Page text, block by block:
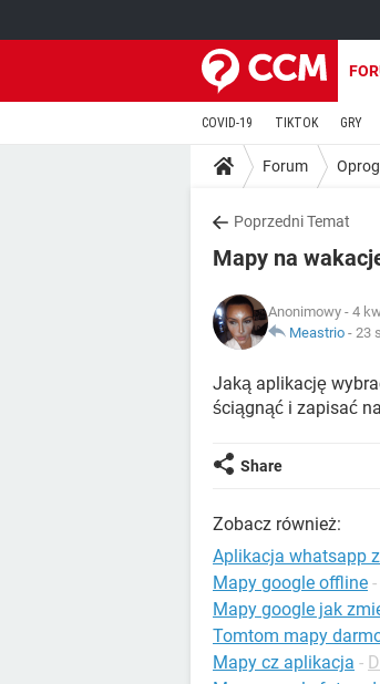
COVID-19 TIKTOK GRY
Forum
Poprzedni Temat
Mapy na
Anonimowy - 4
Meastrio - 23
Jaką aplikację
ściągnąć i zapisać
Share
Zobacz również:
Aplikacja whatsapp
Mapy google offline -
Mapy google jak
Tomtom mapy
Mapy cz aplikacja -